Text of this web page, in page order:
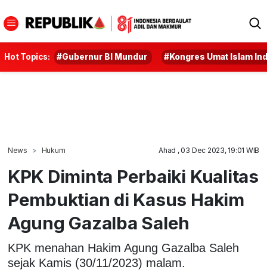
Hot Topics: #Gubernur BI Mundur #Kongres Umat Islam
News Hukum Ahad , 03 Dec 2023, 19:01 WIB
KPK Diminta Perbaiki Kualitas
Pembuktian di Kasus Hakim
Agung Gazalba Saleh
KPK menahan Hakim Agung Gazalba Saleh
sejak Kamis (30/11/2023) malam.